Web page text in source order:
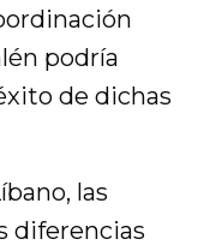
podría
de dichas
las
diferencias